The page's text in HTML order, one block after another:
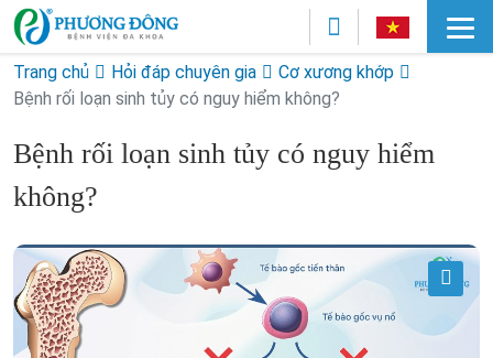
Trang chủ Hỏi đáp chuyên gia
Cơ xương khớp
Bệnh rối loạn sinh tủy có nguy hiểm không?
Bệnh rối loạn sinh tủy có nguy hiểm
không?